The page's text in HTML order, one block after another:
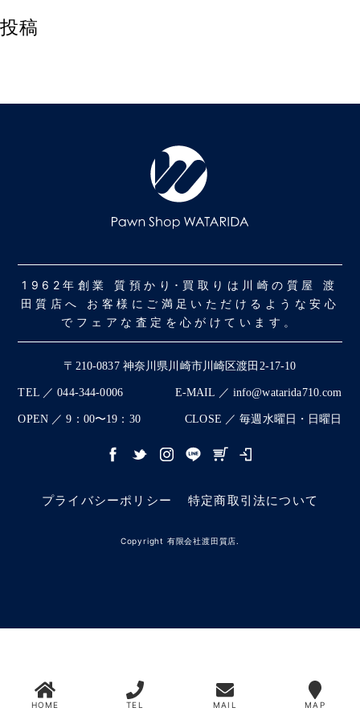
投稿
1962年創業 質預かり･買取りは川崎の質屋 渡
田質店へ お客様にご満足いただけるような安心
でフェアな査定を心がけています。
〒210-0837 神奈川県川崎市川崎区渡田2-17-10
TEL ／ 044-344-0006 E-MAIL ／ info@watarida710.com
OPEN ／ 9：00〜19：30 CLOSE ／ 毎週水曜日・日曜日
プライバシーポリシー 特定商取引法について
Copyright 有限会社渡田質店.
HOME TEL MAIL MAP